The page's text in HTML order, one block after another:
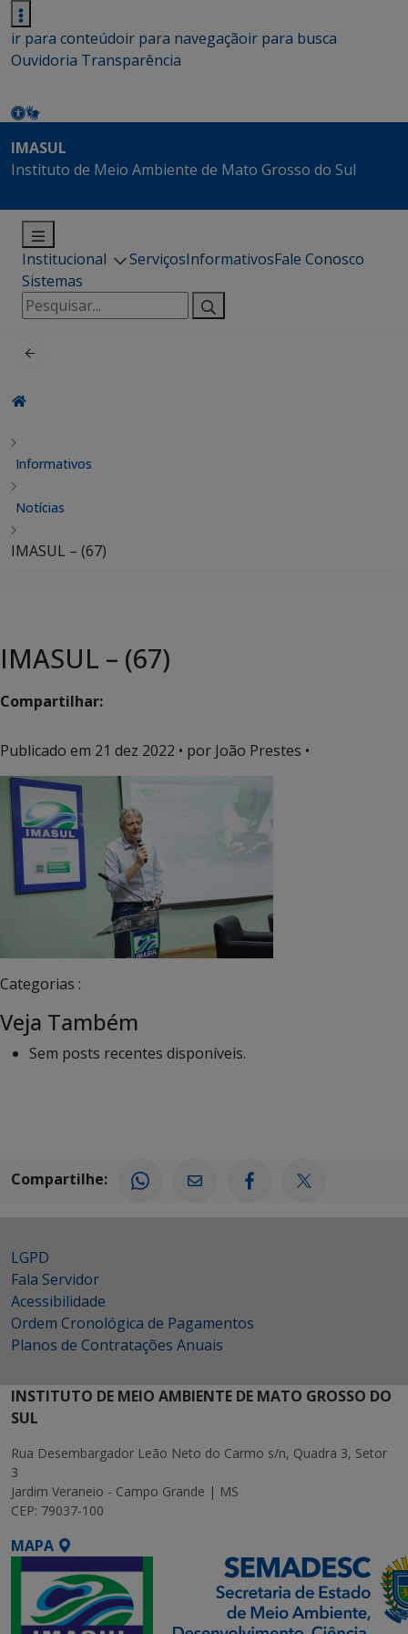
ir para conteúdoir para navegaçãoir para busca
Ouvidoria Transparência
IMASUL
Instituto de Meio Ambiente de Mato Grosso do Sul
Institucional ServiçosInformativosFale Conosco
Sistemas
Pesquisar
por:
Informativos
Notícias
IMASUL – (67)
IMASUL – (67)
Compartilhar:
Publicado em 21 dez 2022 • por João Prestes •
Categorias :
Veja Também
Sem posts recentes disponíveis.
Compartilhe:
LGPD
Fala Servidor
Acessibilidade
Ordem Cronológica de Pagamentos
Planos de Contratações Anuais
INSTITUTO DE MEIO AMBIENTE DE MATO GROSSO DO
SUL
Rua Desembargador Leão Neto do Carmo s/n, Quadra 3, Setor
3
Jardim Veraneio - Campo Grande | MS
CEP: 79037-100
MAPA